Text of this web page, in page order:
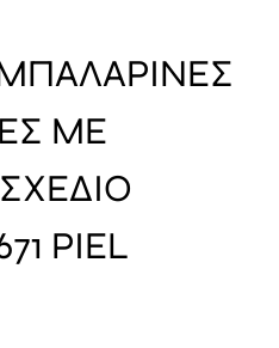
ΜΕ
PIEL